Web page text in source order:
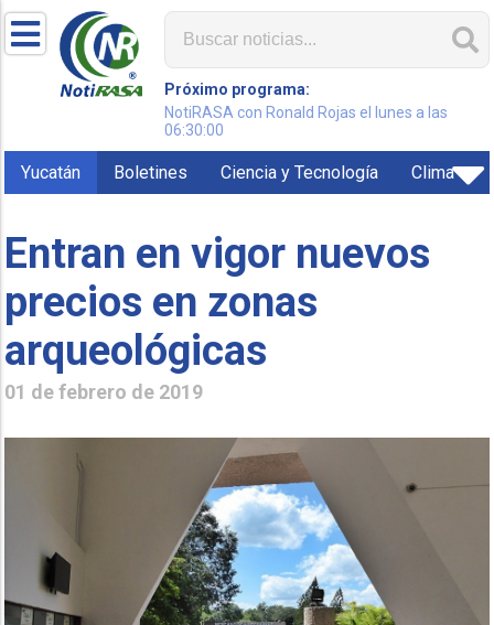
Próximo programa:
NotiRASA con Ronald Rojas el lunes a las
06:30:00
Yucatán Boletines Ciencia y Tecnología Clima
Entran en vigor nuevos
precios en zonas
arqueológicas
01 de febrero de 2019